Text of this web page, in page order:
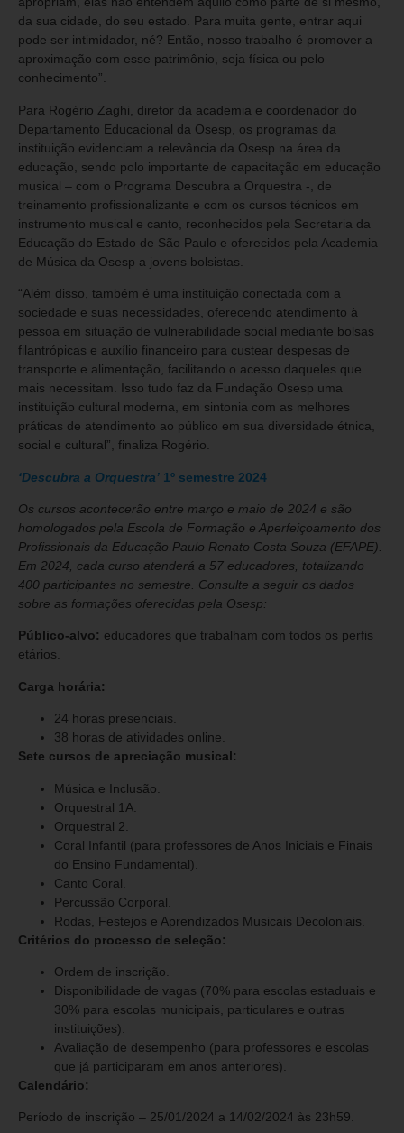
da sua cidade, do seu estado. Para muita gente, entrar aqui
pode ser intimidador, né? Então, nosso trabalho é promover a
aproximação com esse patrimônio, seja física ou pelo
conhecimento”.
Para Rogério Zaghi, diretor da academia e coordenador do
Departamento Educacional da Osesp, os programas da
instituição evidenciam a relevância da Osesp na área da
educação, sendo polo importante de capacitação em educação
musical – com o Programa Descubra a Orquestra -, de
treinamento profissionalizante e com os cursos técnicos em
instrumento musical e canto, reconhecidos pela Secretaria da
Educação do Estado de São Paulo e oferecidos pela Academia
de Música da Osesp a jovens bolsistas.
“Além disso, também é uma instituição conectada com a
sociedade e suas necessidades, oferecendo atendimento à
pessoa em situação de vulnerabilidade social mediante bolsas
filantrópicas e auxílio financeiro para custear despesas de
transporte e alimentação, facilitando o acesso daqueles que
mais necessitam. Isso tudo faz da Fundação Osesp uma
instituição cultural moderna, em sintonia com as melhores
práticas de atendimento ao público em sua diversidade étnica,
social e cultural”, finaliza Rogério.
‘Descubra a Orquestra’ 1º semestre 2024
Os cursos acontecerão entre março e maio de 2024 e são
homologados pela Escola de Formação e Aperfeiçoamento dos
Profissionais da Educação Paulo Renato Costa Souza (EFAPE).
Em 2024, cada curso atenderá a 57 educadores, totalizando
400 participantes no semestre. Consulte a seguir os dados
sobre as formações oferecidas pela Osesp:
Público-alvo: educadores que trabalham com todos os perfis
etários.
Carga horária:
24 horas presenciais.
38 horas de atividades online.
Sete cursos de apreciação musical:
Música e Inclusão.
Orquestral 1A.
Orquestral 2.
Coral Infantil (para professores de Anos Iniciais e Finais
do Ensino Fundamental).
Canto Coral.
Percussão Corporal.
Rodas, Festejos e Aprendizados Musicais Decoloniais.
Critérios do processo de seleção:
Ordem de inscrição.
Disponibilidade de vagas (70% para escolas estaduais e
30% para escolas municipais, particulares e outras
instituições).
Avaliação de desempenho (para professores e escolas
que já participaram em anos anteriores).
Calendário:
Período de inscrição – 25/01/2024 a 14/02/2024 às 23h59.